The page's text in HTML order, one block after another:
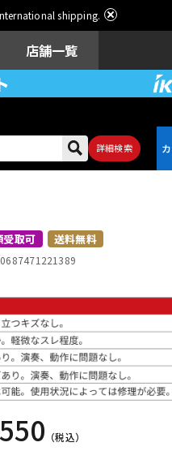
shipping.
店舗一覧
詳細検索
ドラム
配信/ライブ
機器
受取可 送料無料
0687471221389
（税込）